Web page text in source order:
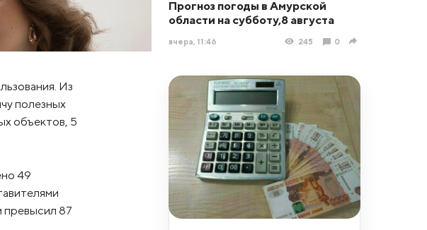
Из
полезных
объектов, 5
49
превысил 87
Прогноз погоды в Амурской
области на субботу,8 августа
вчера, 11:46 245 0